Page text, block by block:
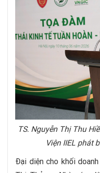
TS. Nguyễn Thị Thu
Viện IIEL phát
Đại diện cho khối